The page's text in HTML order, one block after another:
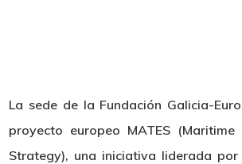
La sede de la Fundación Galicia-
proyecto europeo MATES
Strategy), una iniciativa liderada